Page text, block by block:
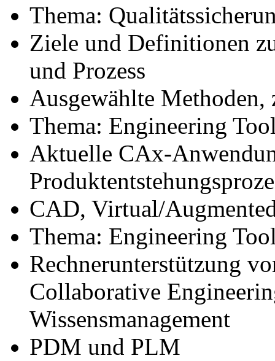
Thema:
Ziele und Definitionen
und Prozess
Ausgewählte
Thema: Engineering
Aktuelle CAx-
CAD, Virtual/
Thema: Engineering
Rechnerunterstützung
Collaborative
Wissensmanagement
PDM und PLM